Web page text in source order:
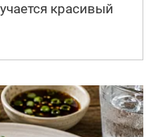
красивый